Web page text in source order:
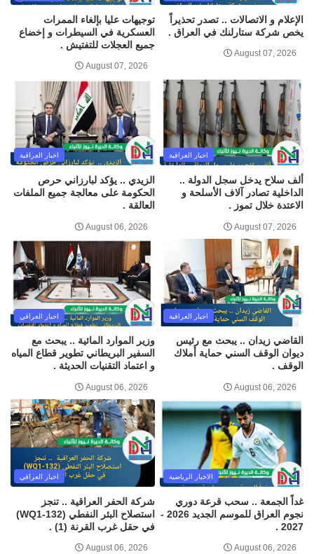
الإعلام و الاتصالات .. تصدر تحذيراً
يخص شركة ستارلنك في العراق .
August 07, 2026
توجيهات عليا بإلغاء الممرات
العسكرية في السيطرات و إخضاع
جميع العجلات للتفتيش .
August 07, 2026
اخبار العراقية
ألف سلاح يدخل سجل الدولة ..
الداخلية تصادر آلاف الأسلحة و
الاعتدة خلال تموز .
August 07, 2026
اخبار العراقية
الزيدي .. يؤكد لبارزاني حرص
الحكومة على معالجة جميع الملفات
العالقة .
August 06, 2026
اخبار العراقية
القاضي زيدان .. يبحث مع رئيس
ديوان الوقف السني حماية أملاك
الوقف .
August 06, 2026
اخبار العراقي
وزير الموارد المائية .. يبحث مع
السفير البريطاني تطوير قطاع المياه
و اعتماد التقنيات الحديثة .
August 06, 2026
الاخبار الرياضية
غداً الجمعة .. سحب قرعة دوري
نجوم العراق للموسم الجديد 2026 -
2027 .
August 06, 2026
اخبار العراقي
شركة الحفر العراقية .. تنجز
استصلاح البئر النفطي (WQ1-132)
في حقل غرب القرنة (1) .
August 06, 2026